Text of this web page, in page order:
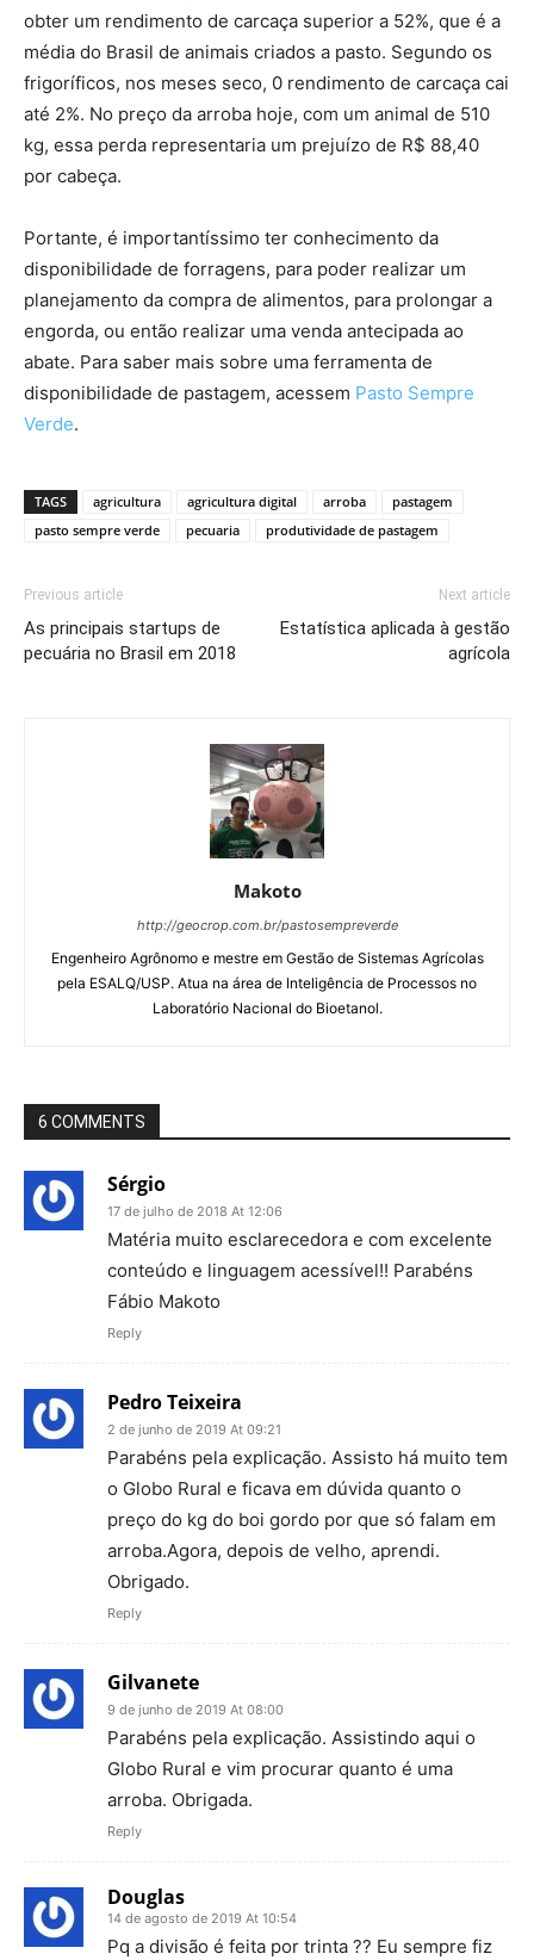
obter um rendimento de carcaça superior a 52%, que é a
média do Brasil de animais criados a pasto. Segundo os
frigoríficos, nos meses seco, 0 rendimento de carcaça cai
até 2%. No preço da arroba hoje, com um animal de 510
kg, essa perda representaria um prejuízo de R$ 88,40
por cabeça.
Portante, é importantíssimo ter conhecimento da
disponibilidade de forragens, para poder realizar um
planejamento da compra de alimentos, para prolongar a
engorda, ou então realizar uma venda antecipada ao
abate. Para saber mais sobre uma ferramenta de
disponibilidade de pastagem, acessem Pasto Sempre
Verde.
TAGS agricultura agricultura digital arroba
pastagem
pasto sempre verde
pecuaria produtividade de pastagem
Previous article
As principais startups de
pecuária no Brasil em 2018
Next article
Estatística aplicada à gestão
agrícola
Makoto
http://geocrop.com.br/pastosempreverde
Engenheiro Agrônomo e mestre em Gestão de Sistemas Agrícolas
pela ESALQ/USP. Atua na área de Inteligência de Processos no
Laboratório Nacional do Bioetanol.
6 COMMENTS
Sérgio
17 de julho de 2018 At 12:06
Matéria muito esclarecedora e com excelente
conteúdo e linguagem acessível!! Parabéns
Fábio Makoto
Reply
Pedro Teixeira
2 de junho de 2019 At 09:21
Parabéns pela explicação. Assisto há muito tem
o Globo Rural e ficava em dúvida quanto o
preço do kg do boi gordo por que só falam em
arroba.Agora, depois de velho, aprendi.
Obrigado.
Reply
Gilvanete
9 de junho de 2019 At 08:00
Parabéns pela explicação. Assistindo aqui o
Globo Rural e vim procurar quanto é uma
arroba. Obrigada.
Reply
Douglas
14 de agosto de 2019 At 10:54
Pq a divisão é feita por trinta ?? Eu sempre fiz